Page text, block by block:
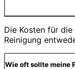
Die Kosten für
Reinigung
Wie oft sollte meine